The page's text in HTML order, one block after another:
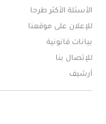
الأسئلة الأكثر طرحا
للإعلان على موقعنا
بيانات قانونية
للإتصال بنا
أرشيف